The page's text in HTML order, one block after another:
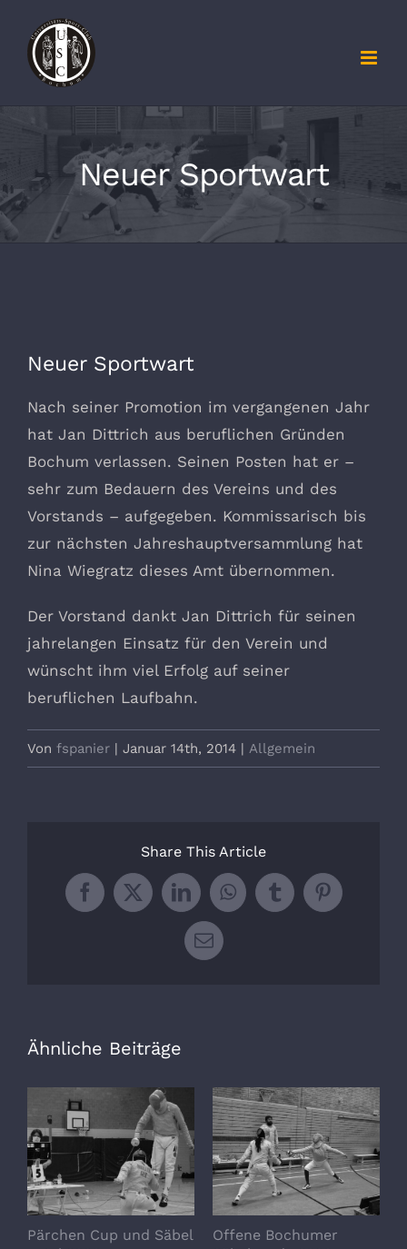
Inhalt
springen
Neuer Sportwart
Neuer Sportwart
Nach seiner Promotion im vergangenen Jahr
hat Jan Dittrich aus beruflichen Gründen
Bochum verlassen. Seinen Posten hat er –
sehr zum Bedauern des Vereins und des
Vorstands – aufgegeben. Kommissarisch bis
zur nächsten Jahreshauptversammlung hat
Nina Wiegratz dieses Amt übernommen.
Der Vorstand dankt Jan Dittrich für seinen
jahrelangen Einsatz für den Verein und
wünscht ihm viel Erfolg auf seiner
beruflichen Laufbahn.
Von fspanier | Januar 14th, 2014 | Allgemein
Share This Article
Facebook
X LinkedInWhatsApp
TumblrPinterest
E-
Ähnliche Beiträge
Pärchen Cup und Säbel
Offene Bochumer